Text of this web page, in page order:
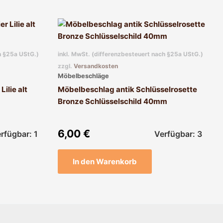
UStG.)
alt
1
inkl. MwSt. (differenzbesteuert nach §25a UStG.)
zzgl. Versandkosten
Möbelbeschläge
Möbelbeschlag antik Schlüsselrosette
Bronze Schlüsselschild 40mm
6,00 € Verfügbar: 3
In den Warenkorb